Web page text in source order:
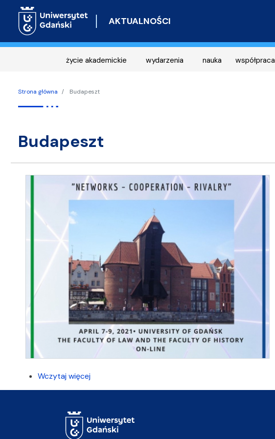
AKTUALNOŚCI
życie akademickie wydarzenia nauka współpraca
Strona główna Budapeszt
Budapeszt
Wczytaj więcej